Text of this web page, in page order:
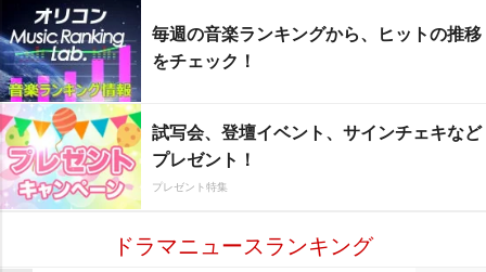
毎週の音楽ランキングから、ヒットの推移
をチェック！
試写会、登壇イベント、サインチェキなど
プレゼント！
プレゼント特集
ドラマニュースランキング